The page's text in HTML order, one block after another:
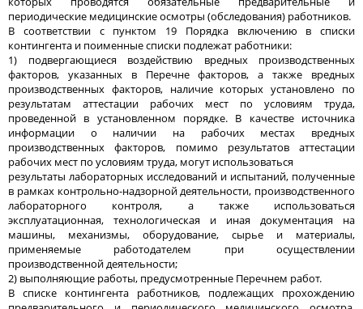
периодические медицинские осмотры (обследования) работников.
В соответствии с пунктом 19 Порядка включению в списки
контингента и поименные списки подлежат работники:
1) подвергающиеся воздействию вредных производственных
факторов, указанных в Перечне факторов, а также вредных
производственных факторов, наличие которых установлено по
результатам аттестации рабочих мест по условиям труда,
проведенной в установленном порядке. В качестве источника
информации о наличии на рабочих местах вредных
производственных факторов, помимо результатов аттестации
рабочих мест по условиям труда, могут использоваться
результаты лабораторных исследований и испытаний, полученные
в рамках контрольно-надзорной деятельности, производственного
лабораторного контроля, а также использоваться
эксплуатационная, технологическая и иная документация на
машины, механизмы, оборудование, сырье и материалы,
применяемые работодателем при осуществлении
производственной деятельности;
2) выполняющие работы, предусмотренные Перечнем работ.
В списке контингента работников, подлежащих прохождению